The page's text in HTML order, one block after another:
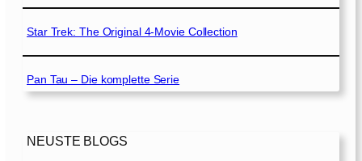
Star Trek: The Original 4-Movie Collection
Pan Tau – Die komplette Serie
NEUSTE BLOGS